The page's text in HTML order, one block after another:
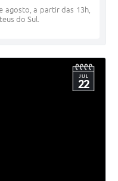
agosto, a partir das 13h,
do Sul.
JUL
22